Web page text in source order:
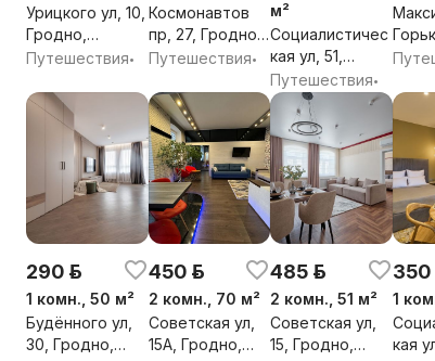
Урицкого ул, 10,
Гродно,
Гродненская
Путешествия•
Космонавтов
пр, 27, Гродно,
Гродненская
Путешествия•
м²
Социалистичес
кая ул, 51,
Гродно,
Гродненская
обл.
Путешествия•
обл.
290 р.
1 комн., 50 м²
Будённого ул,
30, Гродно,
450 р.
2 комн., 70 м²
Советская ул,
15А, Гродно,
485 р.
2 комн., 51 м²
Советская ул,
15, Гродно,
350
1
кая